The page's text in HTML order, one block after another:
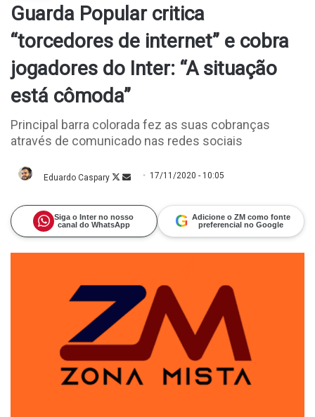
Guarda Popular critica
“torcedores de internet” e cobra
jogadores do Inter: “A situação
está cômoda”
Principal barra colorada fez as suas cobranças
através de comunicado nas redes sociais
Eduardo Caspary FollowMande
17/11/2020 - 10:05
Siga o Inter no nosso
canal do WhatsApp
G Adicione o ZM como fonte
preferencial no Google